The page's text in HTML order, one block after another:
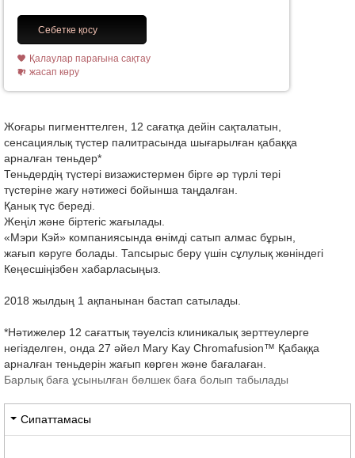
Себетке қосу
Қалаулар парағына сақтау
жасап көру
Жоғары пигменттелген, 12 сағатқа дейін сақталатын,
сенсациялық түстер палитрасында шығарылған қабаққа
арналған теньдер*
Теньдердің түстері визажистермен бірге әр түрлі тері
түстеріне жағу нәтижесі бойынша таңдалған.
Қанық түс береді.
Жеңіл және біртегіс жағылады.
«Мэри Кэй» компаниясында өнімді сатып алмас бұрын,
жағып көруге болады. Тапсырыс беру үшін сұлулық жөніндегі
Кеңесшіңізбен хабарласыңыз.
2018 жылдың 1 ақпанынан бастап сатылады.
*Нәтижелер 12 сағаттық тәуелсіз клиникалық зерттеулерге
негізделген, онда 27 әйел Mary Kay Chromafusion™ Қабаққа
арналған теньдерін жағып көрген және бағалаған.
Барлық баға ұсынылған бөлшек баға болып табылады
Сипаттамасы